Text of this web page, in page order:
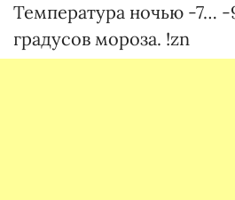
Температура ночью -7…
градусов мороза. !zn